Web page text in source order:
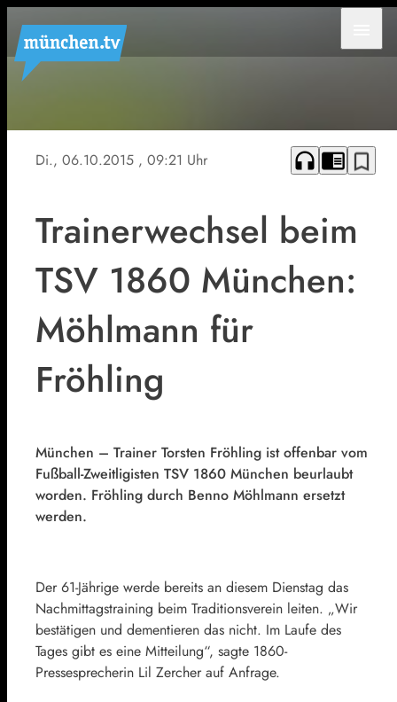
Löwenfans
Stadion
Di., 06.10.2015 , 09:21 Uhr headphones chrome_reader_mode bookmark_border
Trainerwechsel beim
TSV 1860 München:
Möhlmann für
Fröhling
München – Trainer Torsten Fröhling ist offenbar vom
Fußball-Zweitligisten TSV 1860 München beurlaubt
worden. Fröhling durch Benno Möhlmann ersetzt
werden.
Der 61-Jährige werde bereits an diesem Dienstag das
Nachmittagstraining beim Traditionsverein leiten. „Wir
bestätigen und dementieren das nicht. Im Laufe des
Tages gibt es eine Mitteilung“, sagte 1860-
Pressesprecherin Lil Zercher auf Anfrage.